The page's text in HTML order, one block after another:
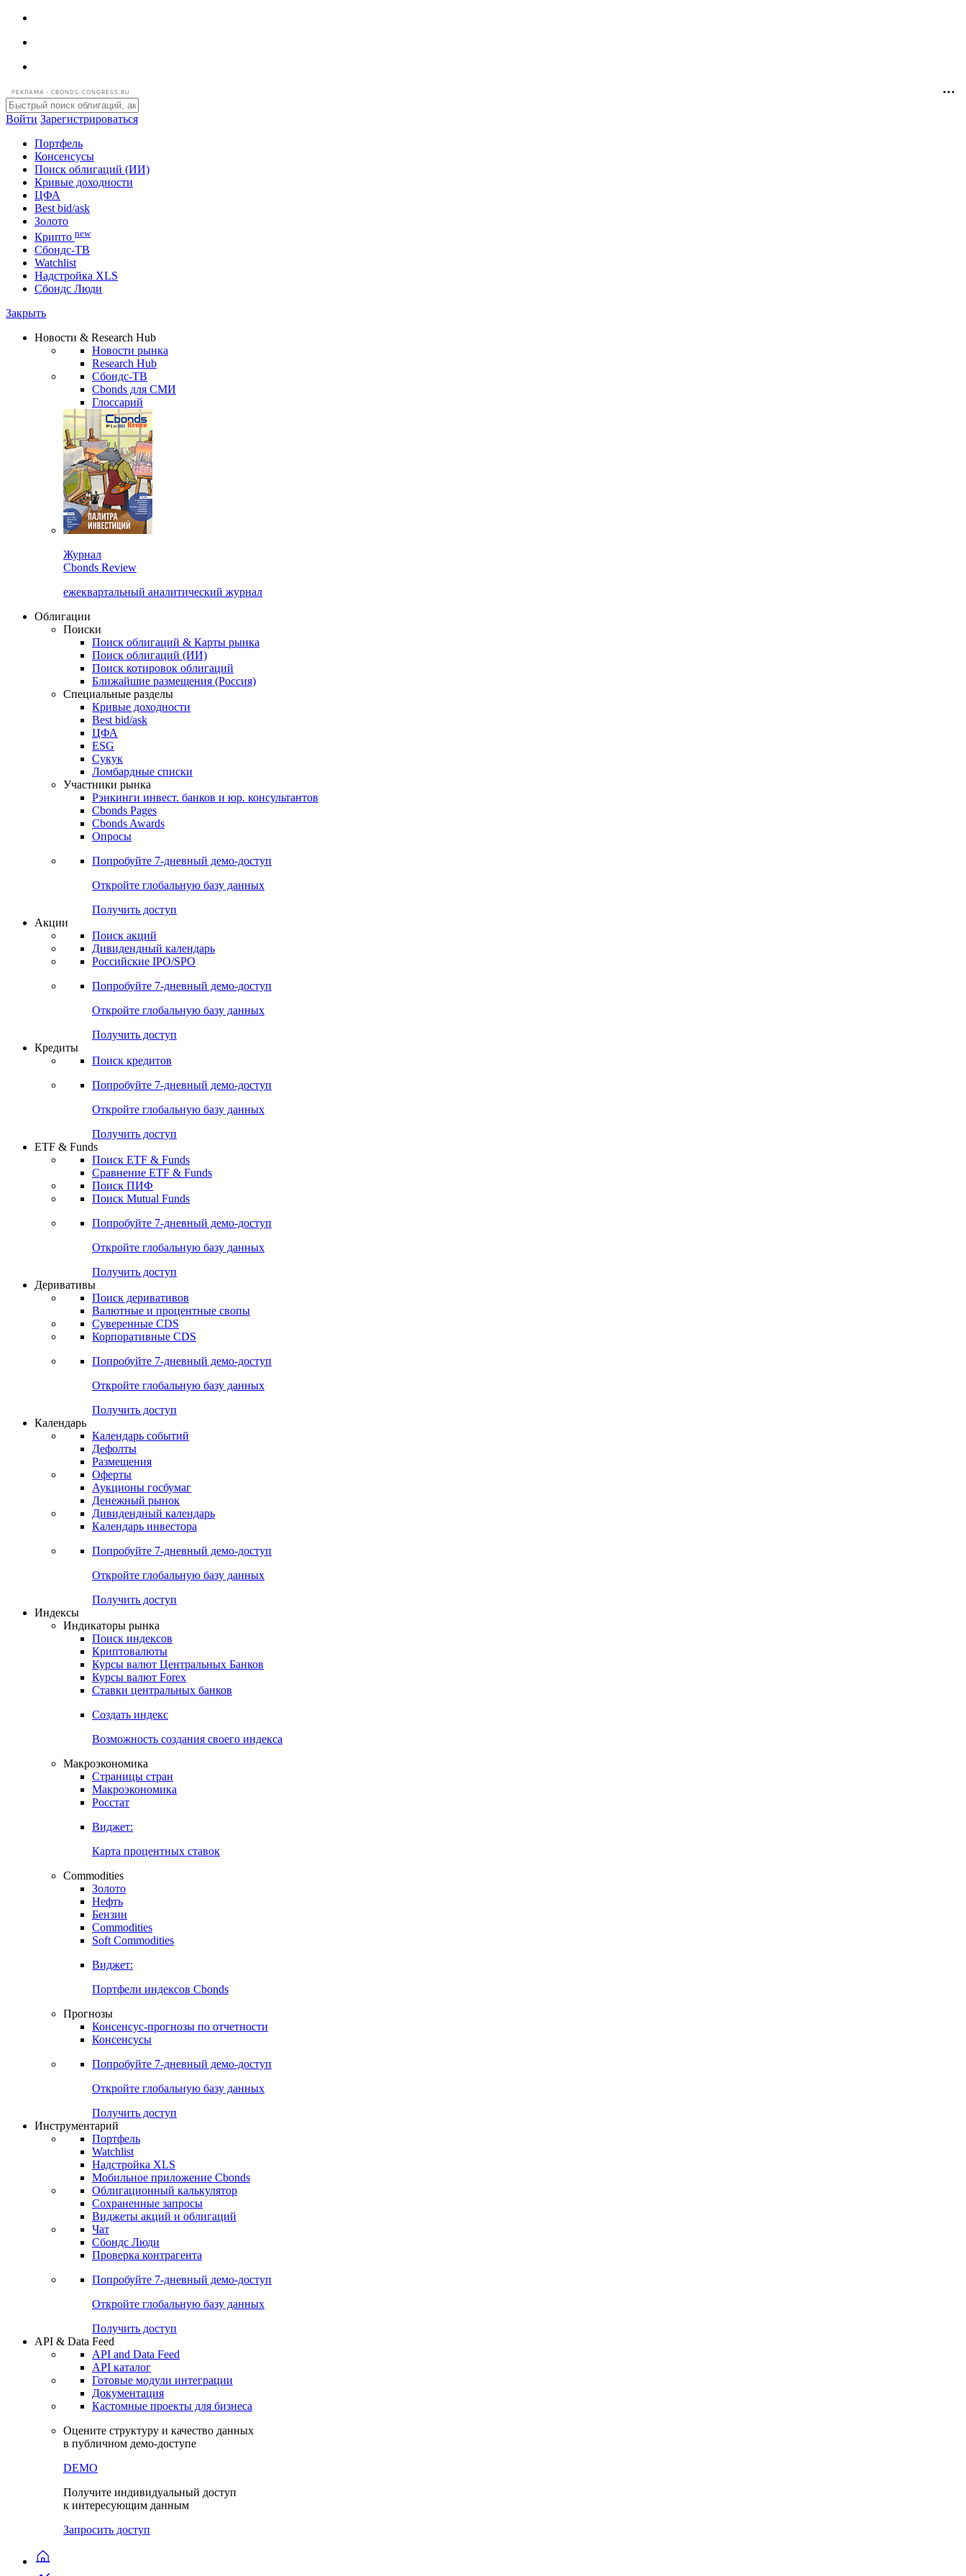
РЕКЛАМА • CBONDS-CONGRESS.RU
Войти Зарегистрироваться
Портфель
Консенсусы
Поиск облигаций (ИИ)
Кривые доходности
ЦФА
Best bid/ask
Золото
Криптоnew
Сбондс-ТВ
Надстройка XLS
Сбондс Люди
Новости & Research Hub
Новости рынка
Research Hub
Сбондс-ТВ
Cbonds для СМИ
Глоссарий
Журнал
Cbonds Review
ежеквартальный аналитический журнал
Облигации
Поиски
Поиск облигаций & Карты рынка
Поиск облигаций (ИИ)
Поиск котировок облигаций
Ближайшие размещения (Россия)
Специальные разделы
Кривые доходности
Best bid/ask
ЦФА
ESG
Сукук
Ломбардные списки
Участники рынка
Рэнкинги инвест. банков и юр. консультантов
Cbonds Pages
Cbonds Awards
Опросы
Попробуйте7-дневный
Откройте глобальную базу данных
Получить доступ
Акции
Поиск акций
Дивидендный календарь
Российские IPO/SPO
Попробуйте7-дневный
Откройте глобальную базу данных
Получить доступ
Кредиты
Поиск кредитов
Попробуйте7-дневный
Откройте глобальную базу данных
Получить доступ
ETF & Funds
Поиск ETF & Funds
Сравнение ETF & Funds
Поиск ПИФ
Поиск Mutual Funds
Попробуйте7-дневный
Откройте глобальную базу данных
Получить доступ
Деривативы
Поиск деривативов
Валютные и процентные свопы
Суверенные CDS
Корпоративные CDS
Попробуйте7-дневный
Откройте глобальную базу данных
Получить доступ
Календарь
Календарь событий
Дефолты
Размещения
Оферты
Аукционы госбумаг
Денежный рынок
Дивидендный календарь
Календарь инвестора
Попробуйте7-дневный
Получить доступ
Индикаторы рынка
Поиск индексов
Криптовалюты
Курсы валют Центральных Банков
Курсы валют Forex
Ставки центральных банков
Создать индекс
Возможность создания своего индекса
Макроэкономика
Страницы стран
Макроэкономика
Росстат
Виджет:
Карта процентных ставок
Commodities
Золото
Нефть
Бензин
Commodities
Soft Commodities
Виджет:
Портфели индексов Cbonds
Прогнозы
Консенсус-прогнозы по отчетности
Консенсусы
Попробуйте7-дневный
Откройте глобальную базу данных
Получить доступ
Инструментарий
Портфель
Watchlist
Надстройка XLS
Мобильное приложение Cbonds
Облигационный калькулятор
Сохраненные запросы
Виджеты акций и облигаций
Чат
Сбондс Люди
Проверка контрагента
Попробуйте7-дневный
Откройте глобальную базу данных
Получить доступ
API & Data Feed
API and Data Feed
API каталог
Документация
Кастомные проекты для бизнеса
Оцените структуру и качество данных
в публичном демо-доступе
DEMO
Получите индивидуальный доступ